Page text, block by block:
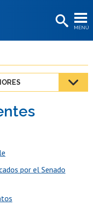
MENÚ
por el Senado